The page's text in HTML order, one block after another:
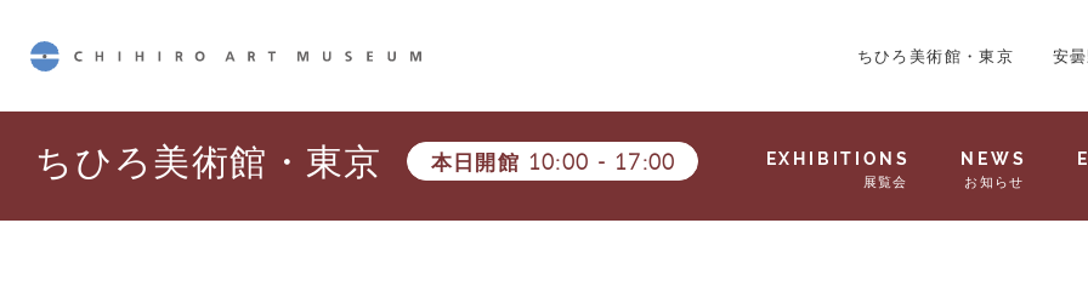
ちひろ美術館・東京 安
ちひろ美術館・東京 本日開館 10:00 - 17:00 EXHIBITIONS
展覧会
NEWS
お知らせ